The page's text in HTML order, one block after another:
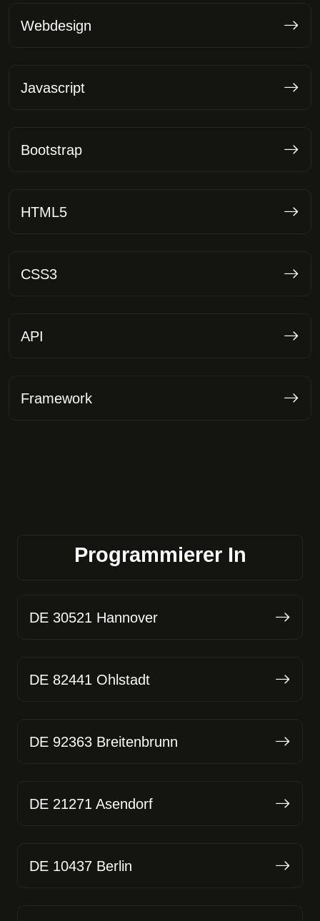
Webdesign
Javascript
Bootstrap
HTML5
CSS3
API
Framework
Programmierer In
DE 30521 Hannover
DE 82441 Ohlstadt
DE 92363 Breitenbrunn
DE 21271 Asendorf
DE 10437 Berlin